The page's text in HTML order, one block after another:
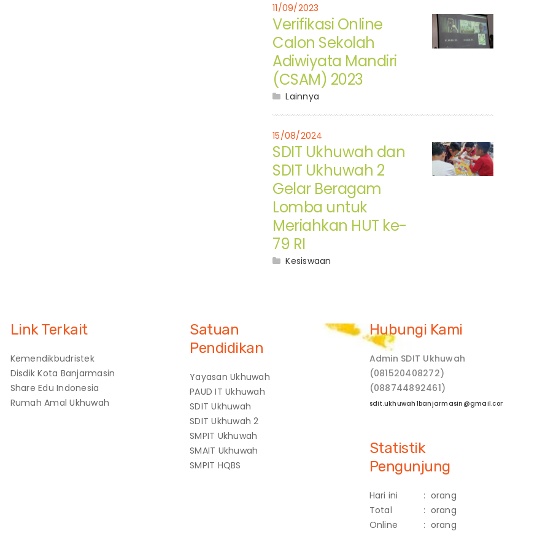
11/09/2023
Verifikasi Online
Calon Sekolah
Adiwiyata Mandiri
(CSAM) 2023
Lainnya
15/08/2024
SDIT Ukhuwah dan
SDIT Ukhuwah 2
Gelar Beragam
Lomba untuk
Meriahkan HUT ke-
79 RI
Kesiswaan
Link Terkait
Kemendikbudristek
Disdik Kota Banjarmasin
Share Edu Indonesia
Rumah Amal Ukhuwah
Satuan
Pendidikan
Yayasan Ukhuwah
PAUD IT Ukhuwah
SDIT Ukhuwah
SDIT Ukhuwah 2
SMPIT Ukhuwah
SMAIT Ukhuwah
SMPIT HQBS
Hubungi Kami
Admin SDIT Ukhuwah
(081520408272)
(088744892461)
sdit.ukhuwah1banjarmasin@gmail.com
Statistik
Pengunjung
Hari ini : orang
Total
: orang
Online
: orang